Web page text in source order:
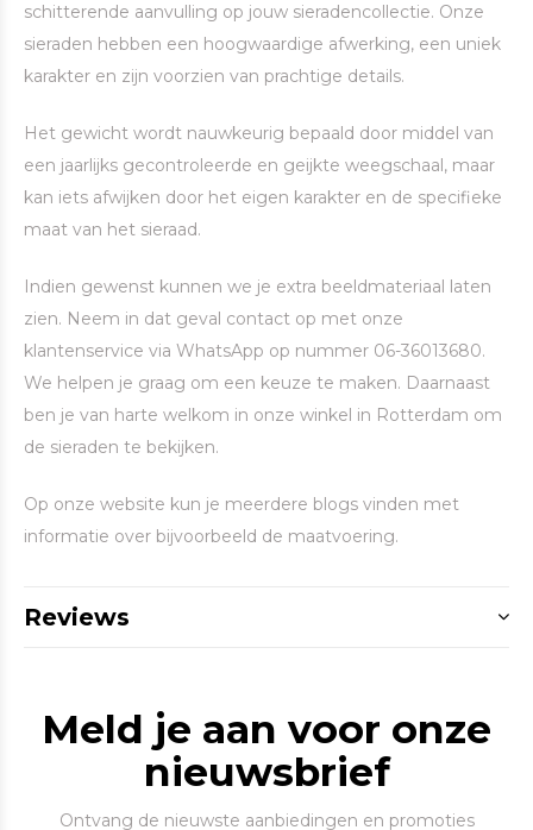
schitterende aanvulling op jouw sieradencollectie. Onze
sieraden hebben een hoogwaardige afwerking, een uniek
karakter en zijn voorzien van prachtige details.
Het gewicht wordt nauwkeurig bepaald door middel van
een jaarlijks gecontroleerde en geijkte weegschaal, maar
kan iets afwijken door het eigen karakter en de specifieke
maat van het sieraad.
Indien gewenst kunnen we je extra beeldmateriaal laten
zien. Neem in dat geval contact op met onze
klantenservice via WhatsApp op nummer 06-36013680.
We helpen je graag om een keuze te maken. Daarnaast
ben je van harte welkom in onze winkel in Rotterdam om
de sieraden te bekijken.
Op onze website kun je meerdere blogs vinden met
informatie over bijvoorbeeld de maatvoering.
Reviews
Meld je aan voor onze
nieuwsbrief
Ontvang de nieuwste aanbiedingen en promoties